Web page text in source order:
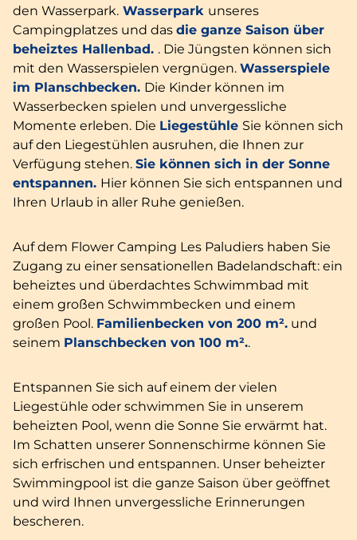
den Wasserpark. Wasserpark unseres
Campingplatzes und das die ganze Saison über
beheiztes Hallenbad. . Die Jüngsten können sich
mit den Wasserspielen vergnügen. Wasserspiele
im Planschbecken. Die Kinder können im
Wasserbecken spielen und unvergessliche
Momente erleben. Die Liegestühle Sie können sich
auf den Liegestühlen ausruhen, die Ihnen zur
Verfügung stehen. Sie können sich in der Sonne
entspannen. Hier können Sie sich entspannen und
Ihren Urlaub in aller Ruhe genießen.
Auf dem Flower Camping Les Paludiers haben Sie
Zugang zu einer sensationellen Badelandschaft: ein
beheiztes und überdachtes Schwimmbad mit
einem großen Schwimmbecken und einem
großen Pool. Familienbecken von 200 m². und
seinem Planschbecken von 100 m²..
Entspannen Sie sich auf einem der vielen
Liegestühle oder schwimmen Sie in unserem
beheizten Pool, wenn die Sonne Sie erwärmt hat.
Im Schatten unserer Sonnenschirme können Sie
sich erfrischen und entspannen. Unser beheizter
Swimmingpool ist die ganze Saison über geöffnet
und wird Ihnen unvergessliche Erinnerungen
bescheren.